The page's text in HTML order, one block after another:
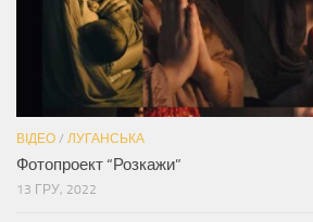
ВІДЕО / ЛУГАНСЬКА
Фотопроект “Розкажи”
13 ГРУ, 2022